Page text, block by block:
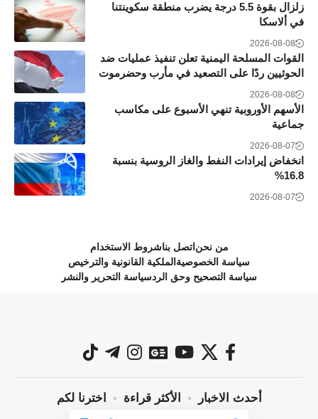
زلزال بقوة 5.5 درجة يضرب منطقة سكوينتنا
في ألاسكا
2026-08-08
القوات المسلحة اليمنية تعلن تنفيذ عمليات ضد
الحوثيين ردًا على التصعيد في مأرب وحضرموت
2026-08-08
الأسهم الأوروبية تنهي الأسبوع على مكاسب
جماعية
2026-08-07
انخفاض إيرادات النفط والغاز الروسية بنسبة
16.8%
2026-08-07
من نحن اتصل بناشروط الاستخدام
سياسة الخصوصية الملكية القانونية والترخيص
سياسة التصحيح وحق الردسياسة التحرير والنشر
أحدث الاخبار الأكثر قراءة اخترنا لكم